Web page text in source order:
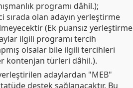
programı dâhil.);
sırada olan adayın yerleştirme
(Ek puansız yerleştirme
ilgili programı tercih
olsalar bile ilgili tercihleri
kontenjan türleri dâhil.).
adaylardan "MEB"
destek sağlanacaktır. Bu